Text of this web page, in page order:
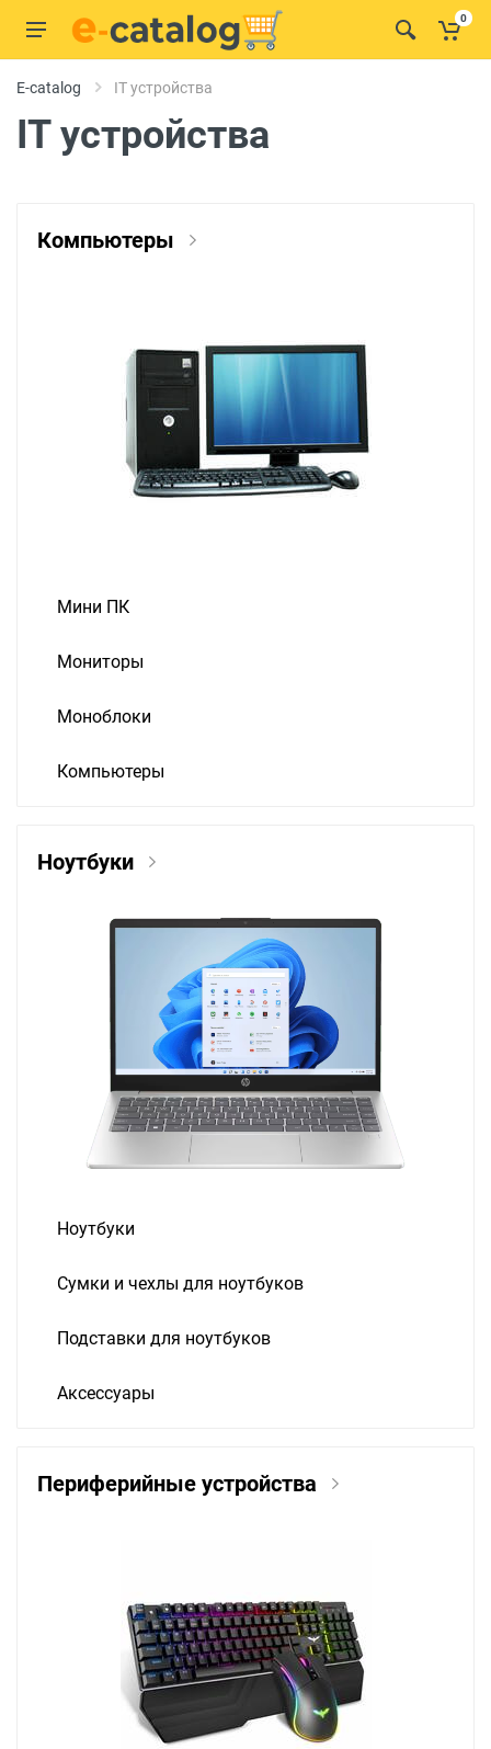
0
E-catalog IT устройства
IT устройства
Компьютеры
Мини ПК
Мониторы
Моноблоки
Компьютеры
Ноутбуки
Ноутбуки
Сумки и чехлы для ноутбуков
Подставки для ноутбуков
Аксессуары
Периферийные устройства